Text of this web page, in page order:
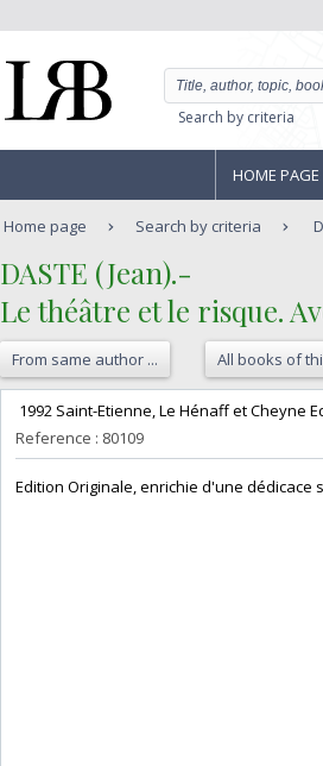
Search by criteria
HOME PAGE
Home page Search by criteria
‎DASTE (Jean).-‎
‎Le théâtre et le risque.
From same author ... All books of
1992 Saint-Etienne, Le Hénaff et Cheyne
Reference : 80109
‎Edition Originale, enrichie d'une dédicace